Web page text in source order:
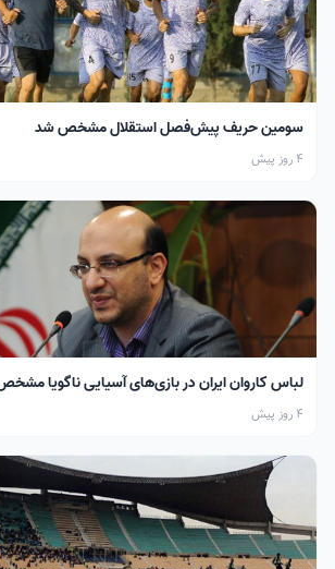
سومین حریف پیش‌فصل استقلال مشخص شد
4 روز پیش
لباس کاروان ایران در بازی‌های آسیایی ناگویا
4 روز پیش